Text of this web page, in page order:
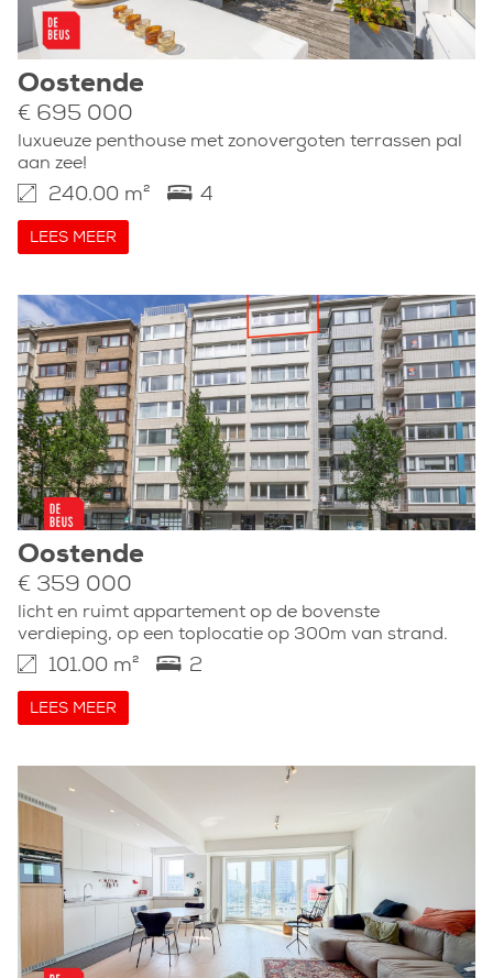
Oostende
€ 695 000
luxueuze penthouse met zonovergoten terrassen pal
aan zee!
240.00 m² 4
LEES MEER
Oostende
€ 359 000
licht en ruimt appartement op de bovenste
verdieping, op een toplocatie op 300m van strand.
101.00 m² 2
LEES MEER